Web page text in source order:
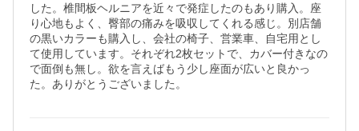
した。椎間板ヘルニアを近々で発症したのもあり購入。座
り心地もよく、臀部の痛みを吸収してくれる感じ。別店舗
の黒いカラーも購入し、会社の椅子、営業車、自宅用とし
て使用しています。それぞれ2枚セットで、カバー付きなの
で面倒も無し。欲を言えばもう少し座面が広いと良かっ
た。ありがとうございました。